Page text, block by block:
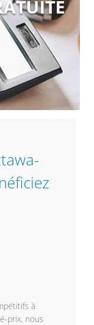
à
prix, nous